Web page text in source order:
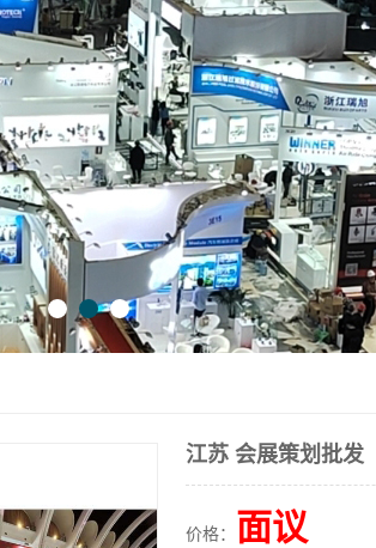
江苏 会展策划批发
价格： 面议